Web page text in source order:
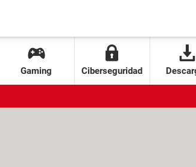
Gaming Ciberseguridad